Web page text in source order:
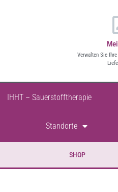
Verwalten Sie
IHHT – Sauerstofftherapie
Standorte
SHOP